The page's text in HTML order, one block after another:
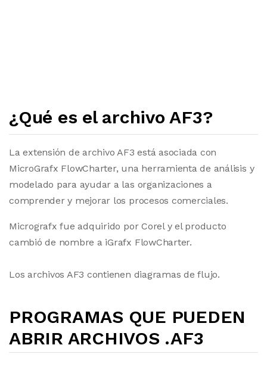
¿Qué es el archivo AF3?
La extensión de archivo AF3 está asociada con
MicroGrafx FlowCharter, una herramienta de análisis y
modelado para ayudar a las organizaciones a
comprender y mejorar los procesos comerciales.
Micrografx fue adquirido por Corel y el producto
cambió de nombre a iGrafx FlowCharter.
Los archivos AF3 contienen diagramas de flujo.
PROGRAMAS QUE PUEDEN
ABRIR ARCHIVOS .AF3